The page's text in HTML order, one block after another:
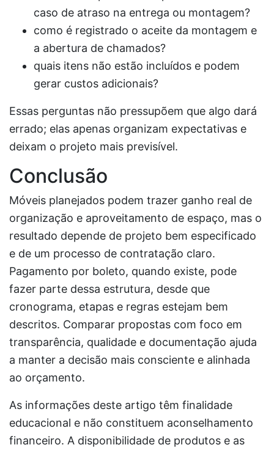
caso de atraso na entrega ou montagem?
como é registrado o aceite da montagem e
a abertura de chamados?
quais itens não estão incluídos e podem
gerar custos adicionais?
Essas perguntas não pressupõem que algo dará
errado; elas apenas organizam expectativas e
deixam o projeto mais previsível.
Conclusão
Móveis planejados podem trazer ganho real de
organização e aproveitamento de espaço, mas o
resultado depende de projeto bem especificado
e de um processo de contratação claro.
Pagamento por boleto, quando existe, pode
fazer parte dessa estrutura, desde que
cronograma, etapas e regras estejam bem
descritos. Comparar propostas com foco em
transparência, qualidade e documentação ajuda
a manter a decisão mais consciente e alinhada
ao orçamento.
As informações deste artigo têm finalidade
educacional e não constituem aconselhamento
financeiro. A disponibilidade de produtos e as